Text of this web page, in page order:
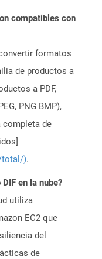
compatibles con
formatos
de productos a
a PDF,
PNG BMP),
completa de
total/).
en la nube?
utiliza
EC2 que
del
de